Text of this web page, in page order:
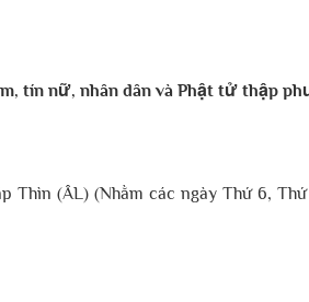
tín nữ, nhân dân và Phật tử thập
(ÂL) (Nhằm các ngày Thứ 6,